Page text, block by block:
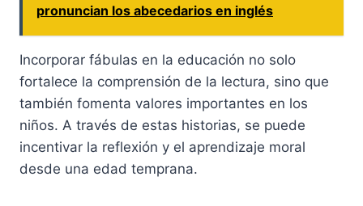
pronuncian los abecedarios en inglés
Incorporar fábulas en la educación no solo
fortalece la comprensión de la lectura, sino que
también fomenta valores importantes en los
niños. A través de estas historias, se puede
incentivar la reflexión y el aprendizaje moral
desde una edad temprana.